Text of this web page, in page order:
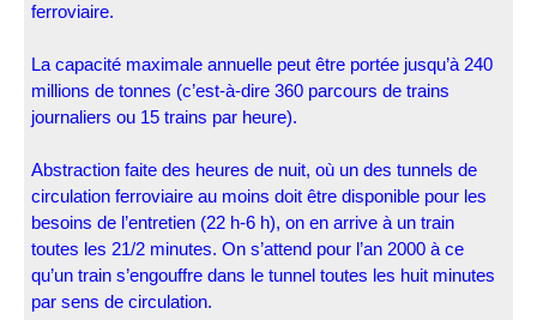
ferroviaire.
La capacité maximale annuelle peut être portée jusqu’à 240
millions de tonnes (c’est-à-dire 360 parcours de trains
journaliers ou 15 trains par heure).
Abstraction faite des heures de nuit, où un des tunnels de
circulation ferroviaire au moins doit être disponible pour les
besoins de l’entretien (22 h-6 h), on en arrive à un train
toutes les 21/2 minutes. On s’attend pour l’an 2000 à ce
qu’un train s’engouffre dans le tunnel toutes les huit minutes
par sens de circulation.